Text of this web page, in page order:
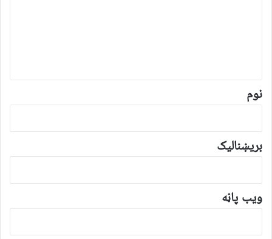
*
نوم
بریښنالیک
ویب پاڼه